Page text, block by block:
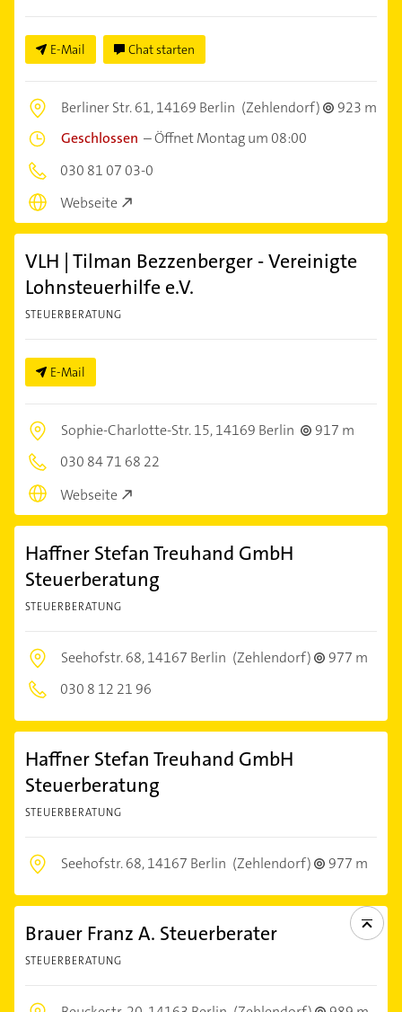
E-Mail Chat starten
Berliner Str. 61,14169 Berlin (Zehlendorf)
923 m
Geschlossen –Öffnet Montag um 08:00
030 81 07 03-0
Webseite
VLH | Tilman Bezzenberger - Vereinigte
Lohnsteuerhilfe e.V.
STEUERBERATUNG
E-Mail
Sophie-Charlotte-Str. 15,14169 Berlin
917 m
030 84 71 68 22
Webseite
Haffner Stefan Treuhand GmbH
Steuerberatung
STEUERBERATUNG
Seehofstr. 68,14167 Berlin (Zehlendorf)
977 m
030 8 12 21 96
Haffner Stefan Treuhand GmbH
Steuerberatung
STEUERBERATUNG
Seehofstr. 68,14167 Berlin (Zehlendorf) 977 m
Brauer Franz A. Steuerberater
STEUERBERATUNG